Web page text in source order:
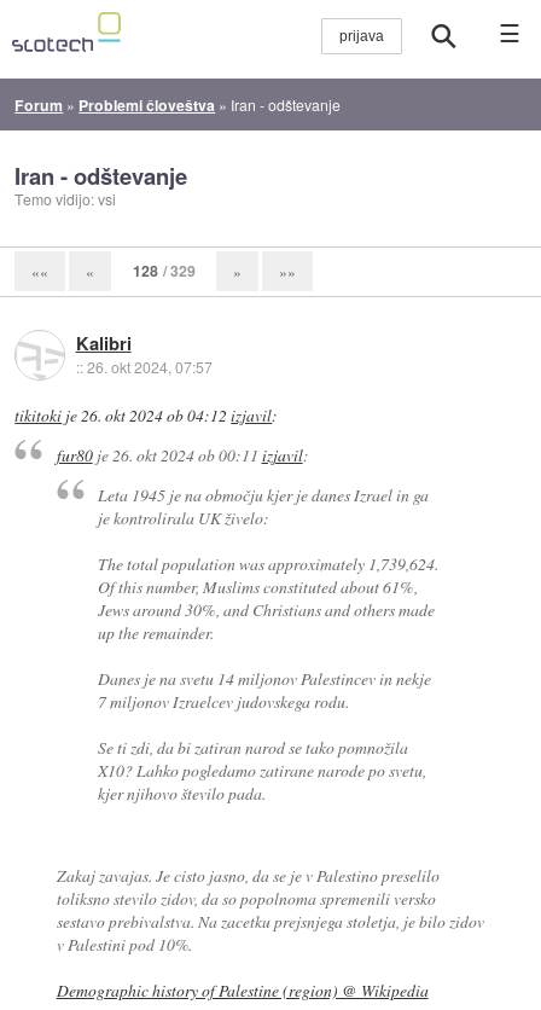
☰
Forum » Problemi človeštva » Iran - odštevanje
Iran - odštevanje
Temo vidijo: vsi
«« « 128 / 329 » »»
Kalibri
::26. okt 2024, 07:57
tikitoki je26. okt 2024 ob 04:12 izjavil:
fur80je26. okt 2024 ob 00:11 izjavil:
Leta 1945 je na območju kjer je danes Izrael in ga
je kontrolirala UK živelo:
The total population was approximately 1,739,624.
Of this number, Muslims constituted about 61%,
Jews around 30%, and Christians and others made
up the remainder.
Danes je na svetu 14 miljonov Palestincev in nekje
7 miljonov Izraelcev judovskega rodu.
Se ti zdi, da bi zatiran narod se tako pomnožila
X10? Lahko pogledamo zatirane narode po svetu,
kjer njihovo število pada.
Zakaj zavajas. Je cisto jasno, da se je v Palestino preselilo
toliksno stevilo zidov, da so popolnoma spremenili versko
sestavo prebivalstva. Na zacetku prejsnjega stoletja, je bilo zidov
v Palestini pod 10%.
Demographic history of Palestine (region) @ Wikipedia